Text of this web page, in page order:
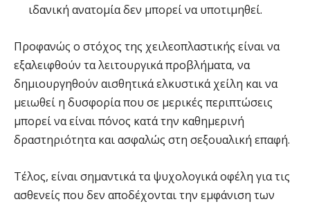
ιδανική ανατομία δεν μπορεί να υποτιμηθεί.
Προφανώς ο στόχος της χειλεοπλαστικής είναι να
εξαλειφθούν τα λειτουργικά προβλήματα, να
δημιουργηθούν αισθητικά ελκυστικά χείλη και να
μειωθεί η δυσφορία που σε μερικές περιπτώσεις
μπορεί να είναι πόνος κατά την καθημερινή
δραστηριότητα και ασφαλώς στη σεξουαλική επαφή.
Τέλος, είναι σημαντικά τα ψυχολογικά οφέλη για τις
ασθενείς που δεν αποδέχονται την εμφάνιση των